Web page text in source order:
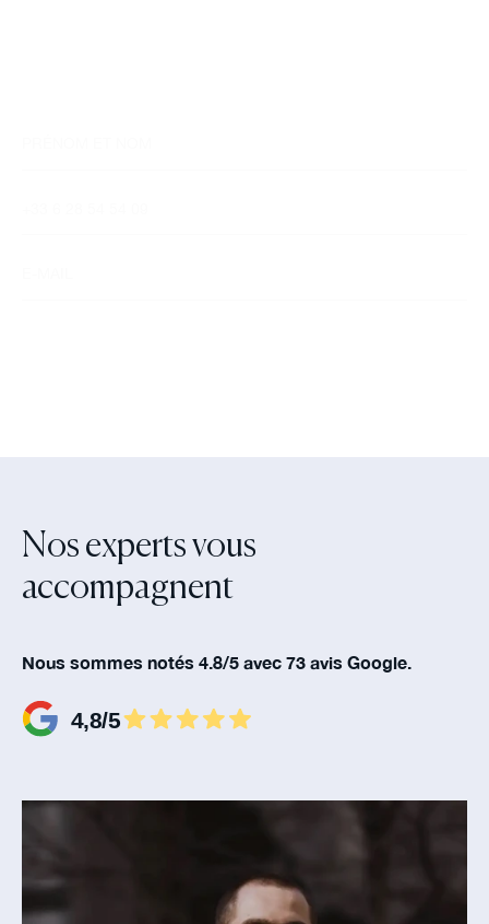
Nos experts vous
accompagnent‍
Nous sommes notés 4.8/5 avec 73 avis Google.